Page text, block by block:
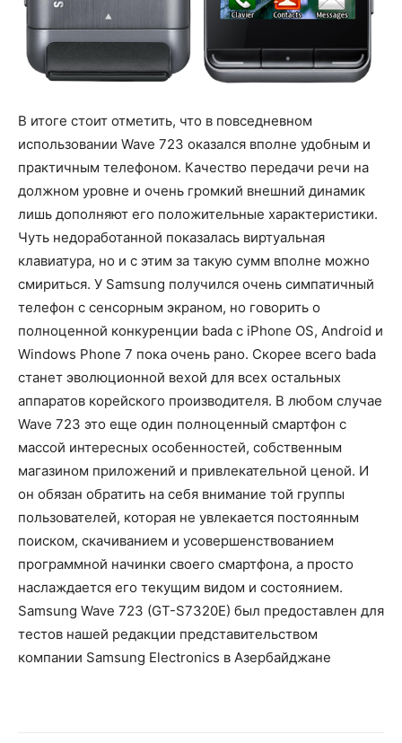
В итоге стоит отметить, что в повседневном
использовании Wave 723 оказался вполне удобным и
практичным телефоном. Качество передачи речи на
должном уровне и очень громкий внешний динамик
лишь дополняют его положительные характеристики.
Чуть недоработанной показалась виртуальная
клавиатура, но и с этим за такую сумм вполне можно
смириться. У Samsung получился очень симпатичный
телефон с сенсорным экраном, но говорить о
полноценной конкуренции bada с iPhone OS, Android и
Windows Phone 7 пока очень рано. Скорее всего bada
станет эволюционной вехой для всех остальных
аппаратов корейского производителя. В любом случае
Wave 723 это еще один полноценный смартфон с
массой интересных особенностей, собственным
магазином приложений и привлекательной ценой. И
он обязан обратить на себя внимание той группы
пользователей, которая не увлекается постоянным
поиском, скачиванием и усовершенствованием
программной начинки своего смартфона, а просто
наслаждается его текущим видом и состоянием.
Samsung Wave 723 (GT-S7320E) был предоставлен для
тестов нашей редакции представительством
компании Samsung Electronics в Азербайджане